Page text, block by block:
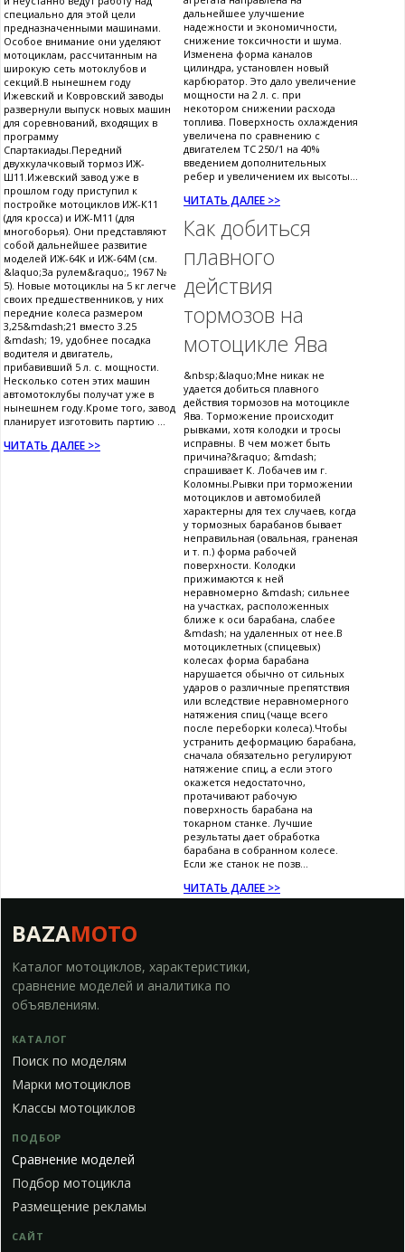
специально для этой цели
предназначенными машинами.
Особое внимание они уделяют
мотоциклам, рассчитанным на
широкую сеть мотоклубов и
секций.В нынешнем году
Ижевский и Ковровский заводы
развернули выпуск новых машин
для соревнований, входящих в
программу
Спартакиады.Передний
двухкулачковый тормоз ИЖ-
Ш11.Ижевский завод уже в
прошлом году приступил к
постройке мотоциклов ИЖ-К11
(для кросса) и ИЖ-М11 (для
многоборья). Они представляют
собой дальнейшее развитие
моделей ИЖ-64К и ИЖ-64М (см.
&laquo;За рулем&raquo;, 1967 №
5). Новые мотоциклы на 5 кг легче
своих предшественников, у них
передние колеса размером
3,25&mdash;21 вместо 3.25
&mdash; 19, удобнее посадка
водителя и двигатель,
прибавивший 5 л. с. мощности.
Несколько сотен этих машин
автомотоклубы получат уже в
нынешнем году.Кроме того, завод
планирует изготовить партию ...
ЧИТАТЬ ДАЛЕЕ >>
дальнейшее улучшение
надежности и экономичности,
снижение токсичности и шума.
Изменена форма каналов
цилиндра, установлен новый
карбюратор. Это дало увеличение
мощности на 2 л. с. при
некотором снижении расхода
топлива. Поверхность охлаждения
увеличена по сравнению с
двигателем ТС 250/1 на 40%
введением дополнительных
ребер и увеличением их высоты...
ЧИТАТЬ ДАЛЕЕ >>
Как добиться
плавного
действия
тормозов на
мотоцикле Ява
&nbsp;&laquo;Мне никак не
удается добиться плавного
действия тормозов на мотоцикле
Ява. Торможение происходит
рывками, хотя колодки и тросы
исправны. В чем может быть
причина?&raquo; &mdash;
спрашивает К. Лобачев им г.
Коломны.Рывки при торможении
мотоциклов и автомобилей
характерны для тех случаев, когда
у тормозных барабанов бывает
неправильная (овальная, граненая
и т. п.) форма рабочей
поверхности. Колодки
прижимаются к ней
неравномерно &mdash; сильнее
на участках, расположенных
ближе к оси барабана, слабее
&mdash; на удаленных от нее.В
мотоциклетных (спицевых)
колесах форма барабана
нарушается обычно от сильных
ударов о различные препятствия
или вследствие неравномерного
натяжения спиц (чаще всего
после переборки колеса).Чтобы
устранить деформацию барабана,
сначала обязательно регулируют
натяжение спиц, а если этого
окажется недостаточно,
протачивают рабочую
поверхность барабана на
токарном станке. Лучшие
результаты дает обработка
барабана в собранном колесе.
Если же станок не позв...
ЧИТАТЬ ДАЛЕЕ >>
BAZAMOTO
Каталог мотоциклов, характеристики,
сравнение моделей и аналитика по
объявлениям.
КАТАЛОГ
Поиск по моделям
Марки мотоциклов
Классы мотоциклов
ПОДБОР
Сравнение моделей
Подбор мотоцикла
Размещение рекламы
САЙТ